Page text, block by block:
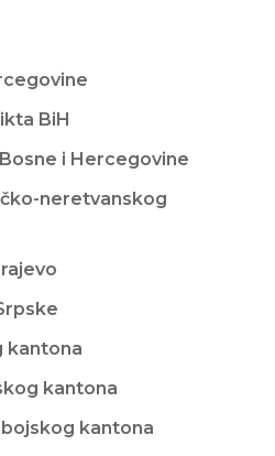
BiH
i Hercegovine
neretvanskog
kantona
kantona
kantona